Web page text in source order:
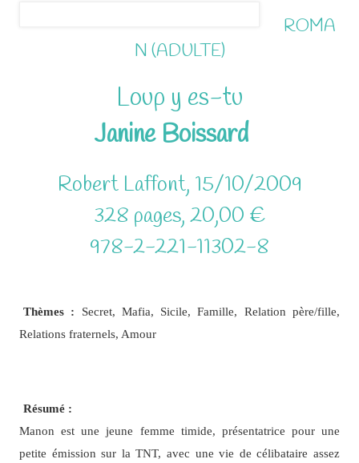
ROMA
N (ADULTE)
Loup y es-tu
Janine Boissard
Robert Laffont, 15/10/2009
328 pages, 20,00 €
978-2-221-11302-8
Thèmes : Secret, Mafia, Sicile, Famille, Relation père/fille,
Relations fraternels, Amour
Résumé :
Manon est une jeune femme timide, présentatrice pour une
petite émission sur la TNT, avec une vie de célibataire assez